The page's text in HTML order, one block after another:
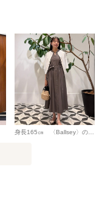
身長165㎝ 〈Ballsey〉のワンピースは、さらりとした肌触りが心地よく、適度なハリ感があるため上品な印象で着用いただけます。 ベルトでウエストマークする、メリハリをつけた着こなしがおすすめです。 長いシーズンお楽しみいただけるグレーを選びました。 〈CABaN〉のカーディガンは、クーラー避けやさらっと羽織る一枚にぴったりです。